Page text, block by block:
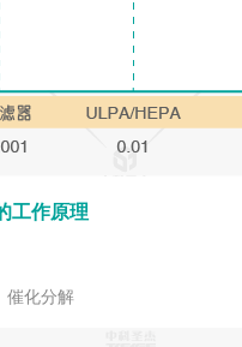
工作原理
催化分解